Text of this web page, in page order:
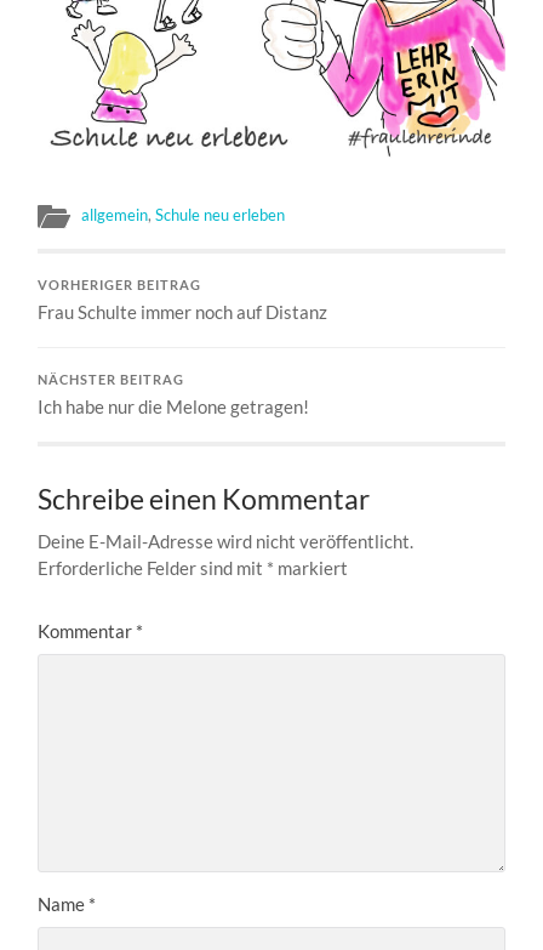
allgemein,Schule neu erleben
VORHERIGER BEITRAG
Frau Schulte immer noch auf Distanz
NÄCHSTER BEITRAG
Ich habe nur die Melone getragen!
Schreibe einen Kommentar
Deine E-Mail-Adresse wird nicht veröffentlicht.
Erforderliche Felder sind mit * markiert
Kommentar *
Name *